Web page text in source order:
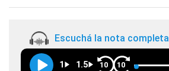
Escuchá la nota completa
1 1.5 10 10